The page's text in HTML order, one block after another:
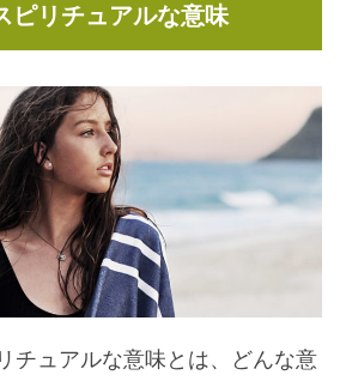
ピリチュアルな意味
チュアルな意味とは、どんな意